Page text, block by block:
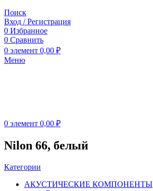
Поиск
Вход / Регистрация
0 Избранное
0 Сравнить
0 элемент 0,00 ₽
Меню
0 элемент 0,00 ₽
Nilon 66, белый
Категории
АКУСТИЧЕСКИЕ КОМПОНЕНТЫ